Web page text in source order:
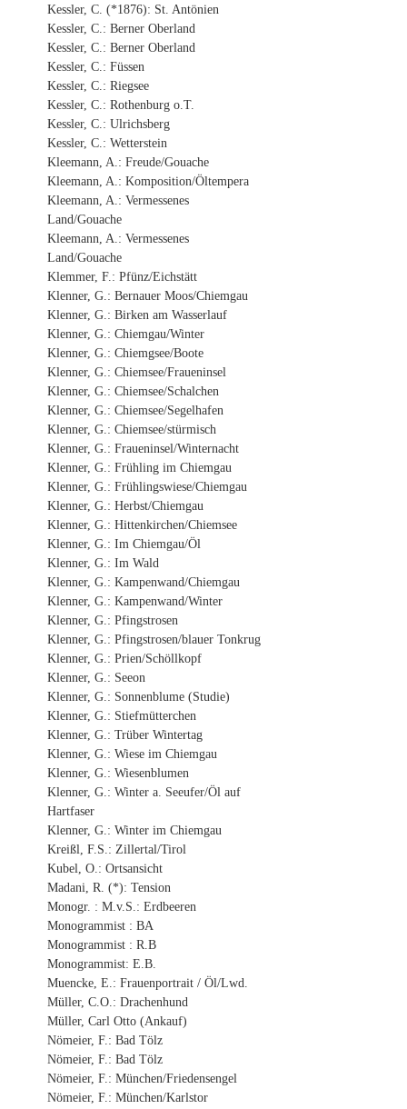
Kessler, C. (*1876): St. Antönien
Kessler, C.: Berner Oberland
Kessler, C.: Berner Oberland
Kessler, C.: Füssen
Kessler, C.: Riegsee
Kessler, C.: Rothenburg o.T.
Kessler, C.: Ulrichsberg
Kessler, C.: Wetterstein
Kleemann, A.: Freude/Gouache
Kleemann, A.: Komposition/Öltempera
Kleemann, A.: Vermessenes
Land/Gouache
Kleemann, A.: Vermessenes
Land/Gouache
Klemmer, F.: Pfünz/Eichstätt
Klenner, G.: Bernauer Moos/Chiemgau
Klenner, G.: Birken am Wasserlauf
Klenner, G.: Chiemgau/Winter
Klenner, G.: Chiemgsee/Boote
Klenner, G.: Chiemsee/Fraueninsel
Klenner, G.: Chiemsee/Schalchen
Klenner, G.: Chiemsee/Segelhafen
Klenner, G.: Chiemsee/stürmisch
Klenner, G.: Fraueninsel/Winternacht
Klenner, G.: Frühling im Chiemgau
Klenner, G.: Frühlingswiese/Chiemgau
Klenner, G.: Herbst/Chiemgau
Klenner, G.: Hittenkirchen/Chiemsee
Klenner, G.: Im Chiemgau/Öl
Klenner, G.: Im Wald
Klenner, G.: Kampenwand/Chiemgau
Klenner, G.: Kampenwand/Winter
Klenner, G.: Pfingstrosen
Klenner, G.: Pfingstrosen/blauer Tonkrug
Klenner, G.: Prien/Schöllkopf
Klenner, G.: Seeon
Klenner, G.: Sonnenblume (Studie)
Klenner, G.: Stiefmütterchen
Klenner, G.: Trüber Wintertag
Klenner, G.: Wiese im Chiemgau
Klenner, G.: Wiesenblumen
Klenner, G.: Winter a. Seeufer/Öl auf
Hartfaser
Klenner, G.: Winter im Chiemgau
Kreißl, F.S.: Zillertal/Tirol
Kubel, O.: Ortsansicht
Madani, R. (*): Tension
Monogr. : M.v.S.: Erdbeeren
Monogrammist : BA
Monogrammist : R.B
Monogrammist: E.B.
Muencke, E.: Frauenportrait / Öl/Lwd.
Müller, C.O.: Drachenhund
Müller, Carl Otto (Ankauf)
Nömeier, F.: Bad Tölz
Nömeier, F.: Bad Tölz
Nömeier, F.: München/Friedensengel
Nömeier, F.: München/Karlstor